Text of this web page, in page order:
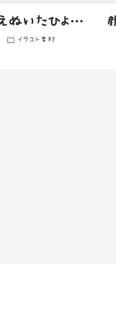
かたうでのみ鍛えぬいたひよこのイラスト
イラスト素材